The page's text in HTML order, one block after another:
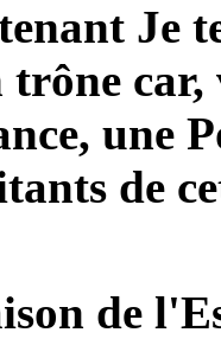
Je
une
de
de